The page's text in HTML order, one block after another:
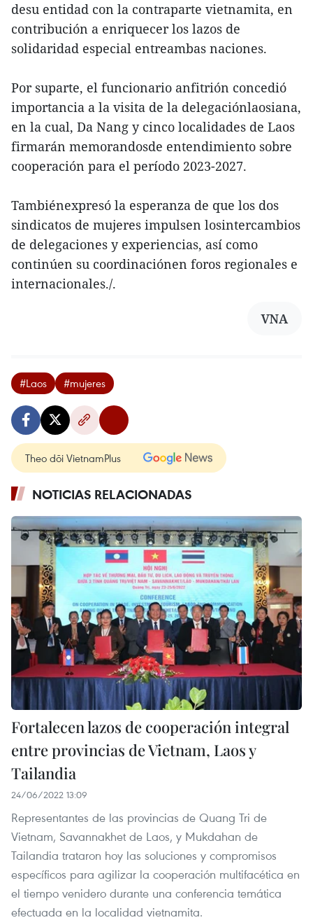
desu entidad con la contraparte vietnamita, en
contribución a enriquecer los lazos de
solidaridad especial entreambas naciones.
Por suparte, el funcionario anfitrión concedió
importancia a la visita de la delegaciónlaosiana,
en la cual, Da Nang y cinco localidades de Laos
firmarán memorandosde entendimiento sobre
cooperación para el período 2023-2027.
Tambiénexpresó la esperanza de que los dos
sindicatos de mujeres impulsen losintercambios
de delegaciones y experiencias, así como
continúen su coordinaciónen foros regionales e
internacionales./.
VNA
#Laos #mujeres
Theo dõi VietnamPlus
NOTICIAS RELACIONADAS
Fortalecen lazos de cooperación integral
entre provincias de Vietnam, Laos y
Tailandia
24/06/2022 13:09
Representantes de las provincias de Quang Tri de
Vietnam, Savannakhet de Laos, y Mukdahan de
Tailandia trataron hoy las soluciones y compromisos
específicos para agilizar la cooperación multifacética en
el tiempo venidero durante una conferencia temática
efectuada en la localidad vietnamita.